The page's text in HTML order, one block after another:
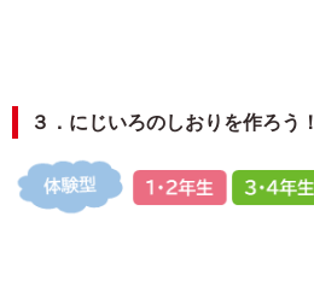
３．にじいろのしおりを作ろう！